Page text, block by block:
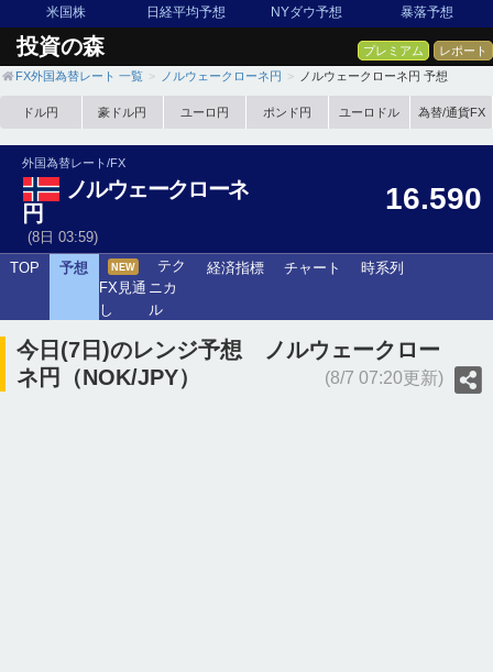
米国株 日経平均予想 NYダウ予想 暴落予想
投資の森 プレミアム
レポート
FX外国為替レート 一覧
ノルウェークローネ円 ノルウェークローネ円 予想
ドル円 豪ドル円 ユーロ円 ポンド円 ユーロドル 為替/通貨FX
外国為替レート/FX
ノルウェークローネ
円
(8日 03:59)
16.590
TOP 予想 NEW
FX見通
し
テク
ニカ
ル
経済指標 チャート 時系列
今日(7日)のレンジ予想 ノルウェークロー
ネ円（NOK/JPY）
(8/7 07:20更新)